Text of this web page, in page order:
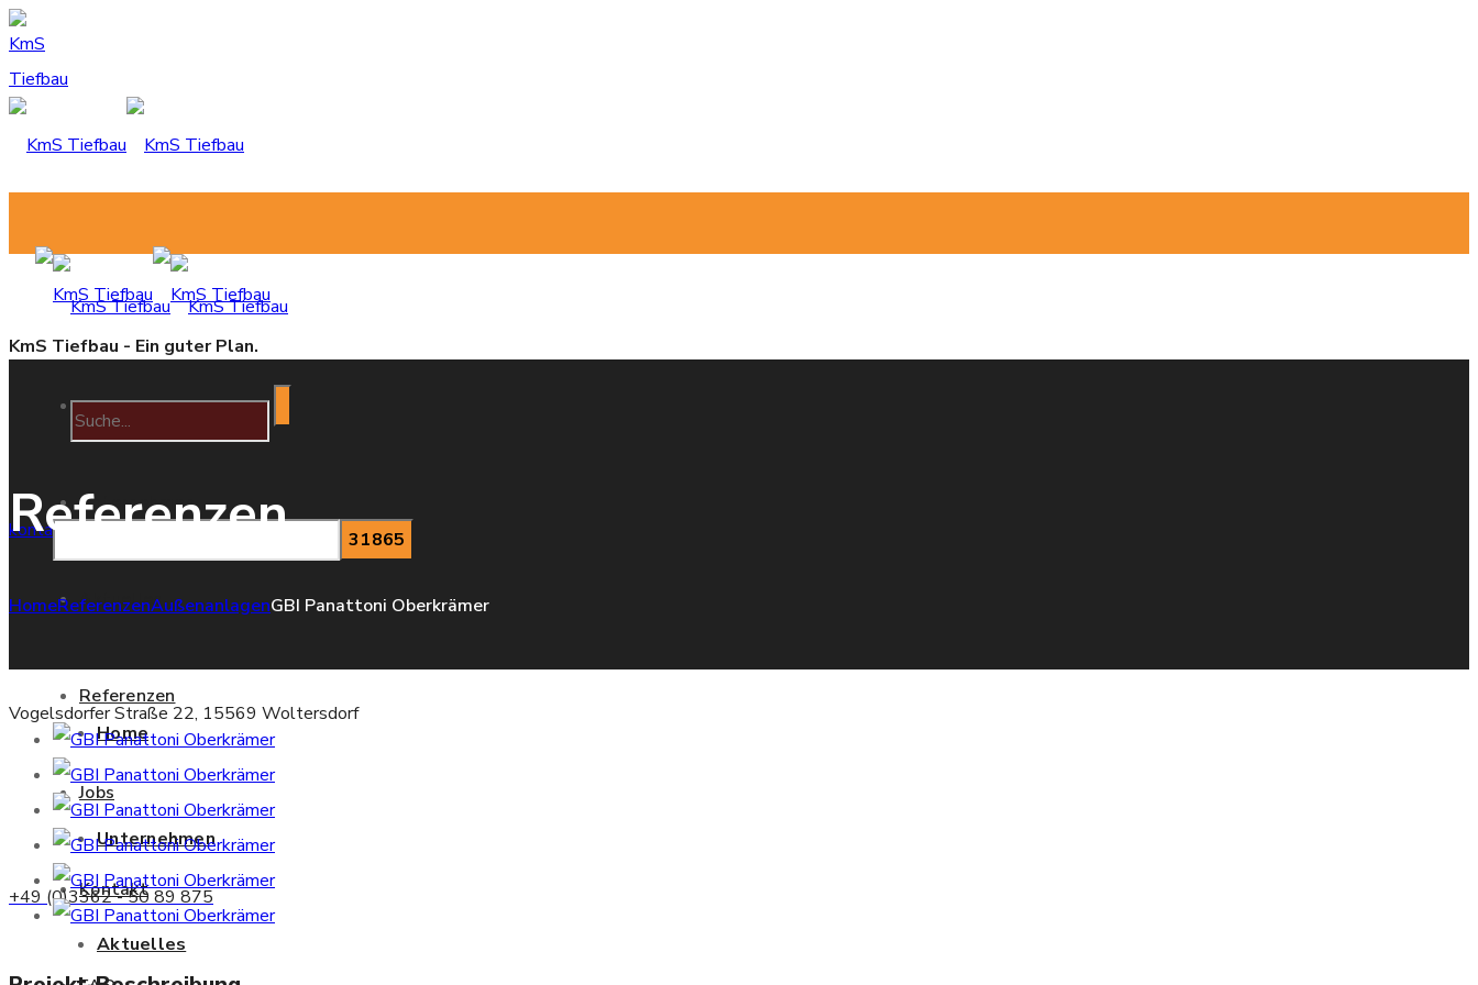
Home
Unternehmen
Aktuelles
Referenzen
Jobs
Kontakt
KmS Tiefbau - Ein guter Plan.
kontakt@kms-tiefbau.de
Vogelsdorfer Straße 22, 15569 Woltersdorf
+49 (0)3362 - 50 89 875
Home
Unternehmen
Aktuelles
Referenzen
HomeReferenzenAußenanlagenGBI Panattoni Oberkrämer